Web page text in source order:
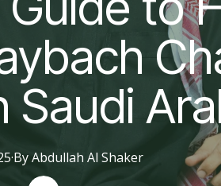
Saudi
·ByAbdullah Al Shaker